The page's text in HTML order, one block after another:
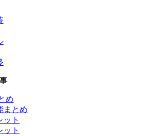
め
まとめ
ット
ット